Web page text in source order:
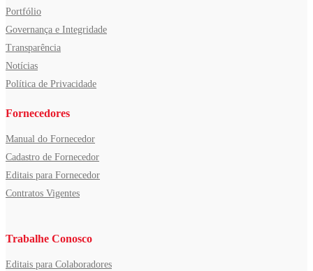
Portfólio
Governança e Integridade
Transparência
Notícias
Política de Privacidade
Fornecedores
Manual do Fornecedor
Cadastro de Fornecedor
Editais para Fornecedor
Contratos Vigentes
Trabalhe Conosco
Editais para Colaboradores